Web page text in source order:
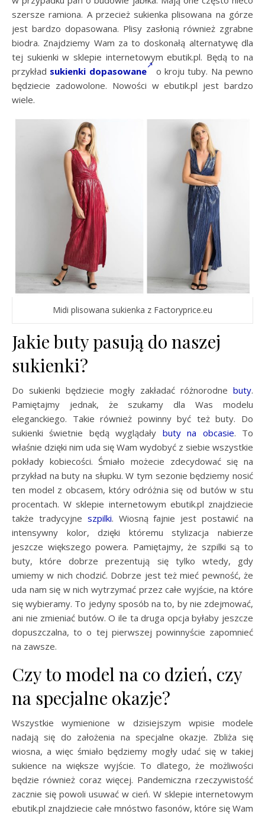
szersze ramiona. A przecież sukienka plisowana na górze
jest bardzo dopasowana. Plisy zasłonią również zgrabne
biodra. Znajdziemy Wam za to doskonałą alternatywę dla
tej sukienki w sklepie internetowym ebutik.pl. Będą to na
przykład sukienki dopasowane
o kroju tuby. Na pewno
będziecie zadowolone. Nowości w ebutik.pl jest bardzo
wiele.
Midi plisowana sukienka z Factoryprice.eu
Jakie buty pasują do naszej
sukienki?
Do sukienki będziecie mogły zakładać różnorodne buty.
Pamiętajmy jednak, że szukamy dla Was modelu
eleganckiego. Takie również powinny być też buty. Do
sukienki świetnie będą wyglądały buty na obcasie. To
właśnie dzięki nim uda się Wam wydobyć z siebie wszystkie
pokłady kobiecości. Śmiało możecie zdecydować się na
przykład na buty na słupku. W tym sezonie będziemy nosić
ten model z obcasem, który odróżnia się od butów w stu
procentach. W sklepie internetowym ebutik.pl znajdziecie
także tradycyjne szpilki. Wiosną fajnie jest postawić na
intensywny kolor, dzięki któremu stylizacja nabierze
jeszcze większego powera. Pamiętajmy, że szpilki są to
buty, które dobrze prezentują się tylko wtedy, gdy
umiemy w nich chodzić. Dobrze jest też mieć pewność, że
uda nam się w nich wytrzymać przez całe wyjście, na które
się wybieramy. To jedyny sposób na to, by nie zdejmować,
ani nie zmieniać butów. O ile ta druga opcja byłaby jeszcze
dopuszczalna, to o tej pierwszej powinnyście zapomnieć
na zawsze.
Czy to model na co dzień, czy
na specjalne okazje?
Wszystkie wymienione w dzisiejszym wpisie modele
nadają się do założenia na specjalne okazje. Zbliża się
wiosna, a więc śmiało będziemy mogły udać się w takiej
sukience na większe wyjście. To dlatego, że możliwości
będzie również coraz więcej. Pandemiczna rzeczywistość
zacznie się powoli usuwać w cień. W sklepie internetowym
ebutik.pl znajdziecie całe mnóstwo fasonów, które się Wam